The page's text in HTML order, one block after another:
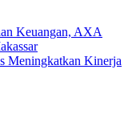
Keuangan, AXA
Meningkatkan Kinerja